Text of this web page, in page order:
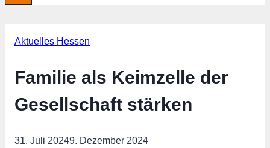
Aktuelles Hessen
Familie als Keimzelle der
Gesellschaft stärken
31. Juli 20249. Dezember 2024